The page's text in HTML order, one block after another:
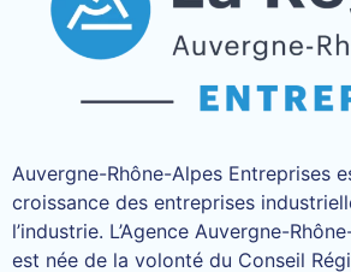
Auvergne-Rhône-Alpes Entreprises
croissance des entreprises
l’industrie. L’Agence Auvergne-
est née de la volonté du Conseil